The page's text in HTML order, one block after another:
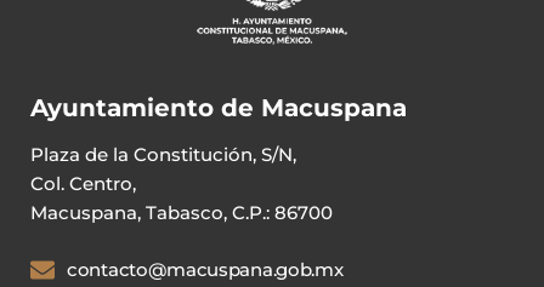
Ayuntamiento de Macuspana
Plaza de la Constitución, S/N,
Col. Centro,
Macuspana, Tabasco, C.P.: 86700
contacto@macuspana.gob.mx